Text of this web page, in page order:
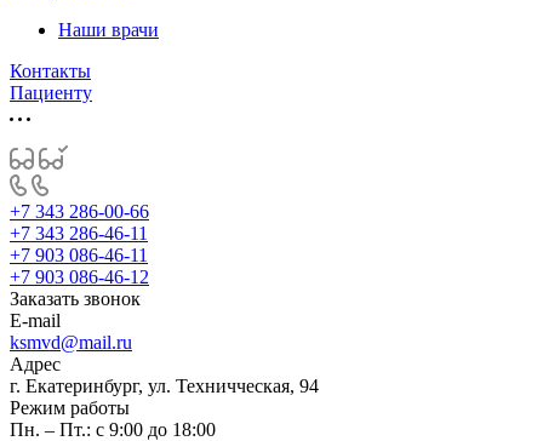
Наши врачи
Контакты
Пациенту
+7 343 286-00-66
+7 343 286-46-11
+7 903 086-46-11
+7 903 086-46-12
Заказать звонок
E-mail
ksmvd@mail.ru
Адрес
г. Екатеринбург, ул. Техничческая, 94
Режим работы
Пн. – Пт.: с 9:00 до 18:00